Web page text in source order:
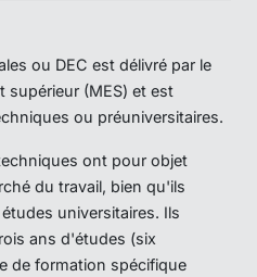
ou DEC est délivré par le
supérieur (MES) et est
ou préuniversitaires.
ont pour objet
du travail, bien qu'ils
universitaires. Ils
ans d'études (six
de formation spécifique